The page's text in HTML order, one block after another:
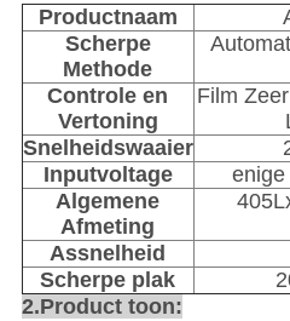
Productnaam
Scherpe
Methode
Controle en
Vertoning
Film
Snelheidswaaier
Inputvoltage
enige
Algemene
Afmeting
Assnelheid
Scherpe plak
2.Product toon: